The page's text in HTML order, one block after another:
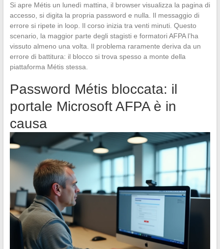
Si apre Métis un lunedì mattina, il browser visualizza la pagina di
accesso, si digita la propria password e nulla. Il messaggio di
errore si ripete in loop. Il corso inizia tra venti minuti. Questo
scenario, la maggior parte degli stagisti e formatori AFPA l’ha
vissuto almeno una volta. Il problema raramente deriva da un
errore di battitura: il blocco si trova spesso a monte della
piattaforma Métis stessa.
Password Métis bloccata: il
portale Microsoft AFPA è in
causa